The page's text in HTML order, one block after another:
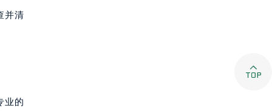
并清
业的
